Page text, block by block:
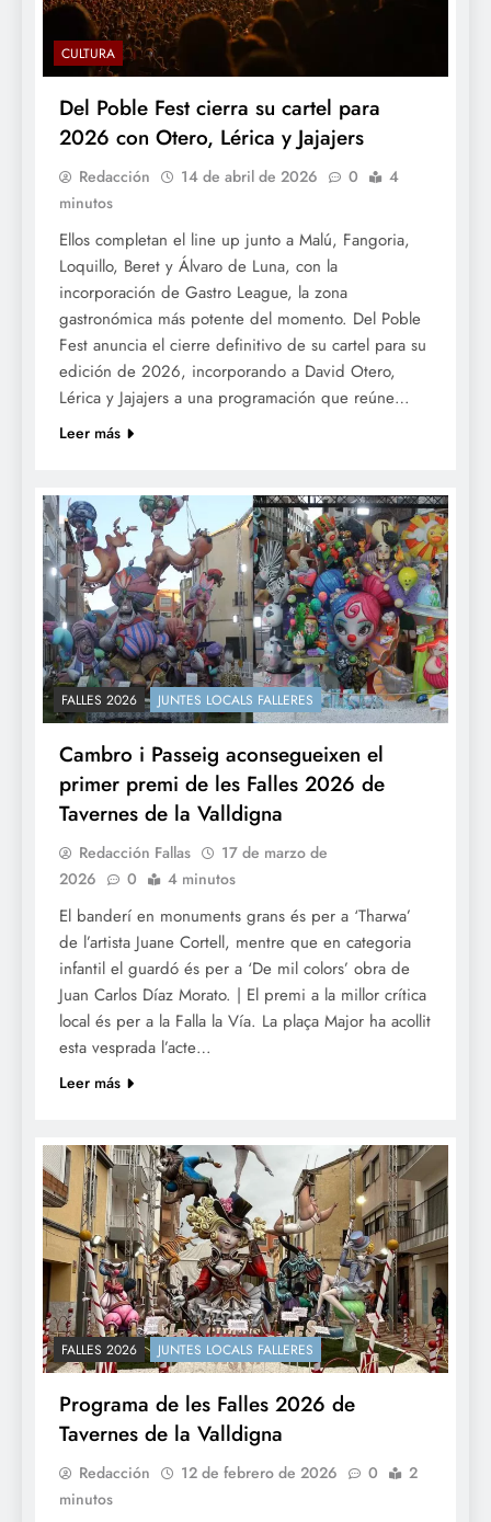
CULTURA
Del Poble Fest cierra su cartel para
2026 con Otero, Lérica y Jajajers
Redacción 14 de abril de 2026 0
4
minutos
Ellos completan el line up junto a Malú, Fangoria,
Loquillo, Beret y Álvaro de Luna, con la
incorporación de Gastro League, la zona
gastronómica más potente del momento. Del Poble
Fest anuncia el cierre definitivo de su cartel para su
edición de 2026, incorporando a David Otero,
Lérica y Jajajers a una programación que reúne…
Leer más
FALLES 2026 JUNTES LOCALS FALLERES
Cambro i Passeig aconsegueixen el
primer premi de les Falles 2026 de
Tavernes de la Valldigna
Redacción Fallas
17 de marzo de
2026
0 4 minutos
El banderí en monuments grans és per a ‘Tharwa’
de l’artista Juane Cortell, mentre que en categoria
infantil el guardó és per a ‘De mil colors’ obra de
Juan Carlos Díaz Morato. | El premi a la millor crítica
local és per a la Falla la Vía. La plaça Major ha acollit
esta vesprada l’acte…
Leer más
FALLES 2026 JUNTES LOCALS FALLERES
Programa de les Falles 2026 de
Tavernes de la Valldigna
Redacción 12 de febrero de 2026 0
2
minutos